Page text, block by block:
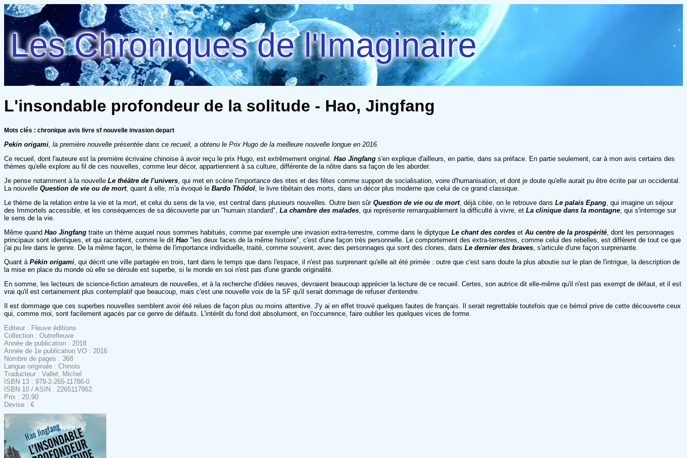
Les Chroniques de l'Imaginaire
L'insondable profondeur de la solitude - Hao, Jingfang
Mots clés : chronique avis livre sf nouvelle invasion depart
Pekin origami , la première nouvelle présentée dans ce recueil, a obtenu le Prix Hugo de la meilleure nouvelle longue en 2016.
Ce recueil, dont l'auteure est la première écrivaine chinoise à avoir reçu le prix Hugo, est extrêmement original. Hao Jingfang s'en explique d'ailleurs, en partie, dans sa préface. En partie seulement, car à mon avis certains des
thèmes qu'elle explore au fil de ces nouvelles, comme leur décor, appartiennent à sa culture, différente de la nôtre dans sa façon de les aborder.
Je pense notamment à la nouvelle Le théâtre de l'univers , qui met en scène l'importance des rites et des fêtes comme support de socialisation, voire d'humanisation, et dont je doute qu'elle aurait pu être écrite par un occidental.
La nouvelle Question de vie ou de mort, quant à elle, m'a évoqué le Bardo Thödol , le livre tibétain des morts, dans un décor plus moderne que celui de ce grand classique.
Le thème de la relation entre la vie et la mort, et celui du sens de la vie, est central dans plusieurs nouvelles. Outre bien sûr Question de vie ou de mort, déjà citée, on le retrouve dans Le palais Epang , qui imagine un séjour
des Immortels accessible, et les conséquences de sa découverte par un "humain standard", La chambre des malades , qui représente remarquablement la difficulté à vivre, et La clinique dans la montagne , qui s'interroge sur
le sens de la vie.
Même quand Hao Jingfang traite un thème auquel nous sommes habitués, comme par exemple une invasion extra-terrestre, comme dans le diptyque Le chant des cordes et Au centre de la prospérité , dont les personnages
principaux sont identiques, et qui racontent, comme le dit Hao "les deux faces de la même histoire", c'est d'une façon très personnelle. Le comportement des extra-terrestres, comme celui des rebelles, est différent de tout ce que
j'ai pu lire dans le genre. De la même façon, le thème de l'importance individuelle, traité, comme souvent, avec des personnages qui sont des clones, dans Le dernier des braves , s'articule d'une façon surprenante.
Quant à Pékin origami , qui décrit une ville partagée en trois, tant dans le temps que dans l'espace, il n'est pas surprenant qu'elle ait été primée : outre que c'est sans doute la plus aboutie sur le plan de l'intrigue, la description de
la mise en place du monde où elle se déroule est superbe, si le monde en soi n'est pas d'une grande originalité.
En somme, les lecteurs de science-fiction amateurs de nouvelles, et à la recherche d'idées neuves, devraient beaucoup apprécier la lecture de ce recueil. Certes, son autrice dit elle-même qu'il n'est pas exempt de défaut, et il est
vrai qu'il est certainement plus contemplatif que beaucoup, mais c'est une nouvelle voix de la SF qu'il serait dommage de refuser d'entendre.
Il est dommage que ces superbes nouvelles semblent avoir été relues de façon plus ou moins attentive. J'y ai en effet trouvé quelques fautes de français. Il serait regrettable toutefois que ce bémol prive de cette découverte ceux
qui, comme moi, sont facilement agacés par ce genre de défauts. L'intérêt du fond doit absolument, en l'occurrence, faire oublier les quelques vices de forme.
Editeur : Fleuve éditions
Collection : Outrefleuve
Année de publication : 2018
Année de 1e publication VO : 2016
Nombre de pages : 368
Langue originale : Chinois
Traducteur : Vallet, Michel
ISBN 13 : 978-2-265-11786-0
ISBN 10 / ASIN : 2265117862
Prix : 20,90
Devise : €